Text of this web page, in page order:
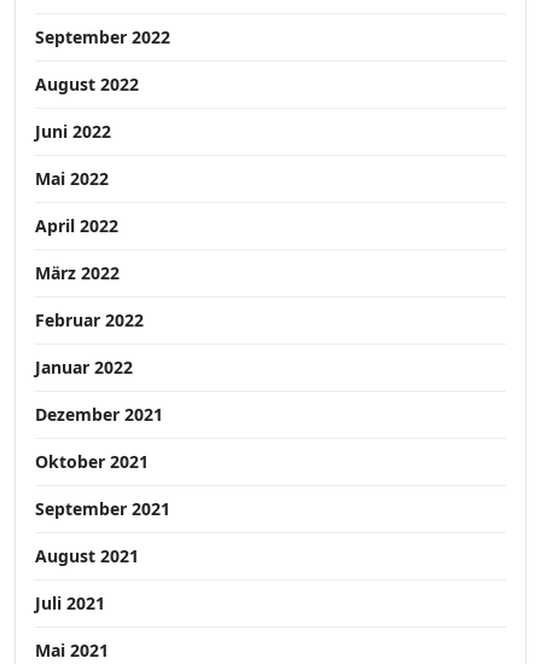
September 2022
August 2022
Juni 2022
Mai 2022
April 2022
März 2022
Februar 2022
Januar 2022
Dezember 2021
Oktober 2021
September 2021
August 2021
Juli 2021
Mai 2021